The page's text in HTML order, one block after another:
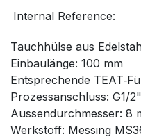
Internal Reference:
Tauchhülse aus
Einbaulänge: 100 mm
Entsprechende
Prozessanschluss: G1/2"
Aussendurchmesser: 8
Werkstoff: Messing